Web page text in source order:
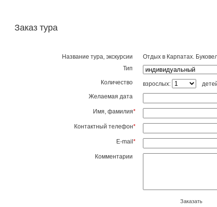
Заказ тура
Название тура, экскурсии
Отдых в Карпатах.
Тип
Количество взрослых:
Желаемая дата
Имя, фамилия*
Контактный телефон*
E-mail *
Комментарии
Заказать